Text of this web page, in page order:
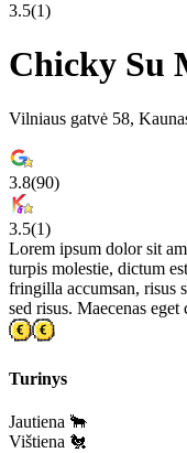
3.5(1)
Chicky Su
Vilniaus gatvė 58,
3.8(90)
3.5(1)
Lorem ipsum dolor sit
turpis molestie, dictum
fringilla accumsan, risus
sed risus. Maecenas
Turinys
Jautiena 🐂
Vištiena 🐔